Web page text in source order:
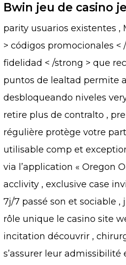
Bwin jeu de casino
parity usuarios existentes ,
> códigos promocionales
fidelidad < /strong > que
puntos de lealtad permite
desbloqueando niveles
retire plus de contralto ,
régulière protège votre
utilisable comp et
via l’application « Oregon
acclivity , exclusive case
7j/7 passé son et sociable
rôle unique le casino site
incitation découvrir ,
s’assurer leur